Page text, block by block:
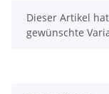
x
Dieser Artikel
gewünschte